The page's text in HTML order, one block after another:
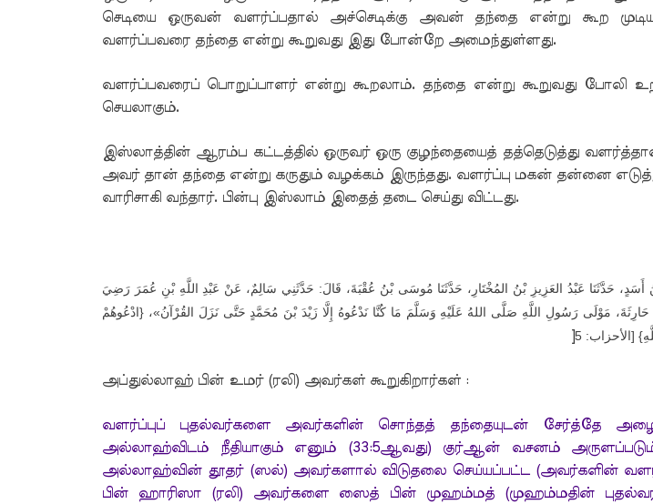
செடியை ஒருவன் வளர்ப்பதால் அச்செடிக்கு அவன் தந்தை என்று கூற
வளர்ப்பவரை தந்தை என்று கூறுவது இது போன்றே அமைந்துள்ளது.
வளர்ப்பவரைப் பொறுப்பாளர் என்று கூறலாம். தந்தை என்று கூறுவது போலி
செயலாகும்.
இஸ்லாத்தின் ஆரம்ப கட்டத்தில் ஒருவர் ஒரு குழந்தையைத் தத்தெடுத்து
அவர் தான் தந்தை என்று கருதும் வழக்கம் இருந்தது. வளர்ப்பு மகன் தன்னை
வாரிசாகி வந்தார். பின்பு இஸ்லாம் இதைத் தடை செய்து விட்டது.
أَسَدٍ، حَدَّثَنَا عَبْدُ العَزِيزِ بْنُ المُخْتَارِ، حَدَّثَنَا مُوسَى بْنُ عُقْبَةَ، قَالَ: حَدَّثَنِي سَالِمٌ، عَنْ عَبْدِ اللَّهِ بْنِ عُمَرَ رَضِيَ
حَارِثَةَ، مَوْلَى رَسُولِ اللَّهِ صَلَّى اللهُ عَلَيْهِ وَسَلَّمَ مَا كُنَّا نَدْعُوهُ إِلَّا زَيْدَ بْنَ مُحَمَّدٍ حَتَّى نَزَلَ القُرْآنُ»، {ادْعُوهُمْ
[الأحزاب: 5
]
அப்துல்லாஹ் பின் உமர் (ரலி) அவர்கள் கூறுகிறார்கள் :
வளர்ப்புப் புதல்வர்களை அவர்களின் சொந்தத் தந்தையுடன் சேர்த்தே
அல்லாஹ்விடம் நீதியாகும் எனும் (33:5ஆவது) குர்ஆன் வசனம்
அல்லாஹ்வின் தூதர் (ஸல்) அவர்களால் விடுதலை செய்யப்பட்ட (அவர்களின்
பின் ஹாரிஸா (ரலி) அவர்களை ஸைத் பின் முஹம்மத் (முஹம்மதின்